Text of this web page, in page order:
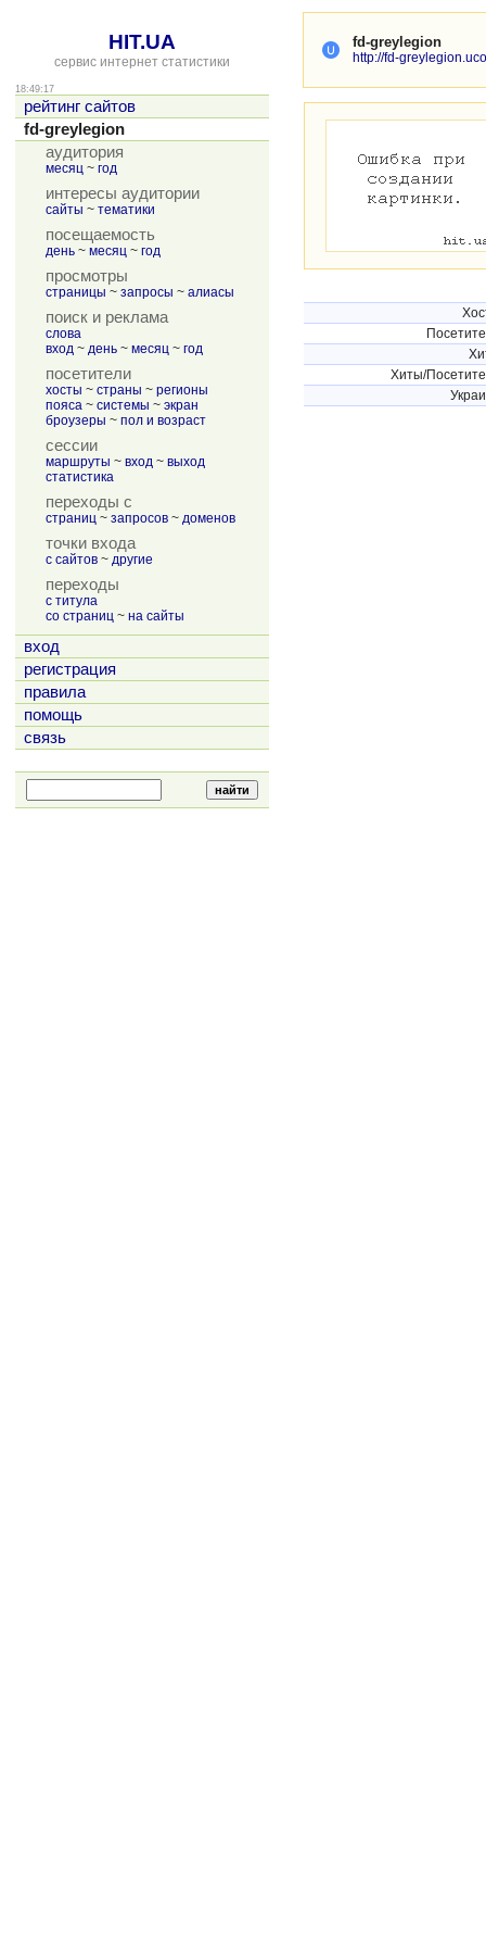
HIT.UA
сервис интернет статистики
18:49:17
рейтинг сайтов
fd-greylegion
аудитория
месяц ~ год
интересы аудитории
сайты ~ тематики
посещаемость
день ~ месяц ~ год
просмотры
страницы ~ запросы ~ алиасы
поиск и реклама
слова
вход ~ день ~ месяц ~ год
посетители
хосты ~ страны ~ регионы
пояса ~ системы ~ экран
броузеры ~ пол и возраст
сессии
маршруты ~ вход ~ выход
статистика
переходы с
страниц ~ запросов ~ доменов
точки входа
с сайтов ~ другие
переходы
с титула
со страниц ~ на сайты
вход
регистрация
правила
помощь
связь
fd-greylegion
http://fd-
Хиты/